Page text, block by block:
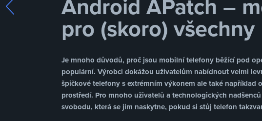
Android APatch –
pro (skoro) všechny
Je mnoho důvodů, proč jsou mobilní telefony běžící pod
populární. Výrobci dokážou uživatelům nabídnout velmi
špičkové telefony s extrémním výkonem ale také například
prostředí. Pro mnoho uživatelů a technologických
svobodu, která se jim naskytne, pokud si stůj telefon